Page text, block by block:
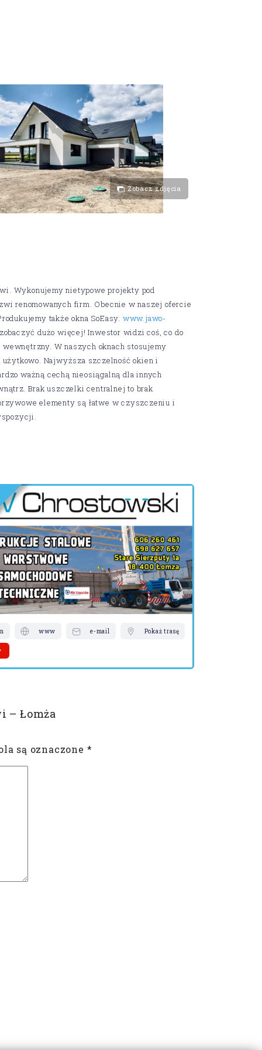
Zobacz zdjęcia
Wykonujemy nietypowe projekty pod
renomowanych firm. Obecnie w naszej ofercie
także okna SoEasy. www.jawo-
dużo więcej! Inwestor widzi coś, co do
W naszych oknach stosujemy
Najwyższa szczelność okien i
ważną cechą nieosiągalną dla innych
Brak uszczelki centralnej to brak
elementy są łatwe w czyszczeniu i
www e-mail Pokaż trasę
– Łomża
są oznaczone *